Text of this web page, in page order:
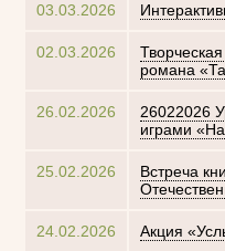
03.03.2026
02.03.2026
романа
26.02.2026
26022026
играми
25.02.2026
Встреча
24.02.2026 Акция